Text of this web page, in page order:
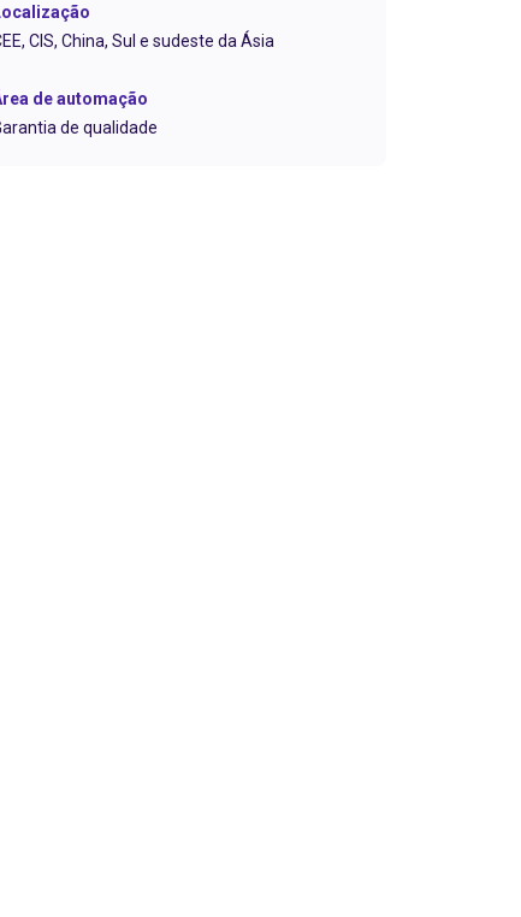
CIS, China, Sul e sudeste da Ásia
de automação
de qualidade